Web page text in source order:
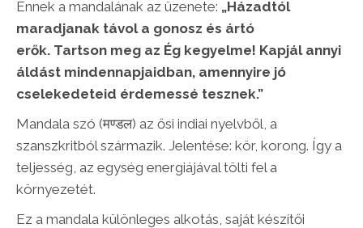
Ennek a mandalának az üzenete: „Házadtól
maradjanak távol a gonosz és ártó
erők. Tartson meg az Ég kegyelme! Kapjál annyi
áldást mindennapjaidban, amennyire jó
cselekedeteid érdemessé tesznek.”
Mandala szó (मण्डल) az ősi indiai nyelvből, a
szanszkritból származik. Jelentése: kör, korong. Így a
teljesség, az egység energiájával tölti fel a
környezetét.
Ez a mandala különleges alkotás, saját készítői